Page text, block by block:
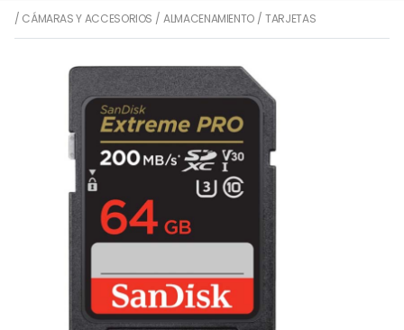
/ CÁMARAS Y ACCESORIOS /ALMACENAMIENTO /TARJETAS